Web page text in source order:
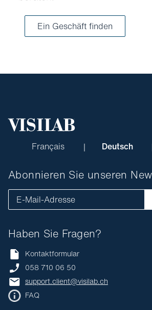
Ein Geschäft finden
Français Deutsch
Haben Sie Fragen?
Kontaktformular
058 710 06 50
support.client@visilab.ch
FAQ
Abonnieren Sie unseren
E-Mail-Adresse